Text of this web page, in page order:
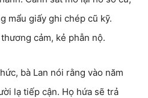
mẩu giấy ghi chép cũ kỹ.
cảm, kẻ phẫn nộ.
bà Lan nói rằng vào năm
lạ tiếp cận. Họ hứa sẽ trả